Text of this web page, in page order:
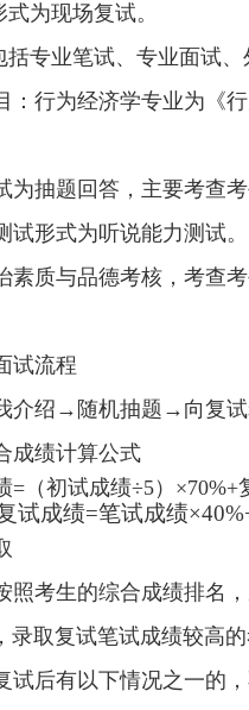
式为现场复试。
括专业笔试、专业面试
：行为经济学专业为《
为抽题回答，主要考查
试形式为听说能力测试。
素质与品德考核，考查
试流程
介绍→随机抽题→向复
成绩计算公式
=（初试成绩÷5）×70%+
试成绩=笔试成绩×
照考生的综合成绩排名
录取复试笔试成绩较高的
试后有以下情况之一的